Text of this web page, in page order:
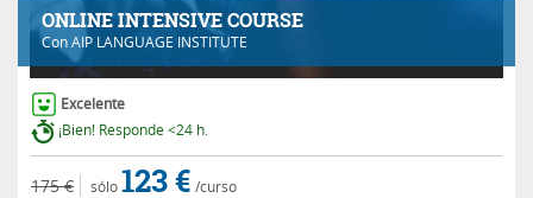
ONLINE INTENSIVE COURSE
ConAIP LANGUAGE INSTITUTE
Excelente
¡Bien! Responde <24 h.
175 € sólo123 € /curso